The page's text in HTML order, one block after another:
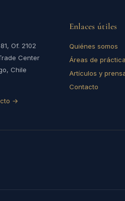
Of. 2102
Center
Chile
→
Enlaces útiles
Quiénes somos
Áreas de práctica
Artículos y
Contacto